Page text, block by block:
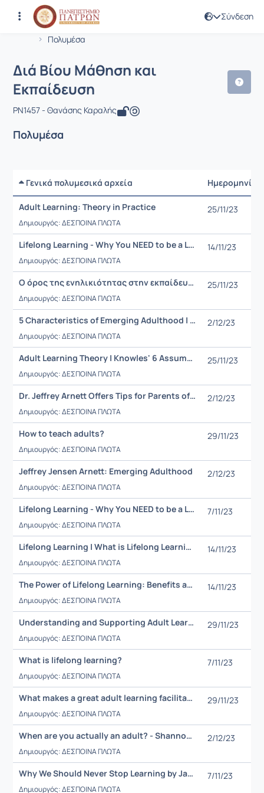
Σύνδεση
Αρχική Σελίδα
Πολυμέσα
Μάθημα : Διά Βίου Μάθηση και
Κωδικός : PN1457
Διά Βίου Μάθηση και
Εκπαίδευση
PN1457 - Θανάσης Καραλής
Πολυμέσα
Γενικά πολυμεσικά αρχεία Ημερομηνία
Adult Learning: Theory in Practice
Δημιουργός: ΔΕΣΠΟΙΝΑ ΠΛΩΤΑ
25/11/23
Lifelong Learning - Why You NEED to be a Lifelong Learner
Δημιουργός: ΔΕΣΠΟΙΝΑ ΠΛΩΤΑ
14/11/23
Ο όρος της ενηλικιότητας στην εκπαίδευση ενηλίκων
Δημιουργός: ΔΕΣΠΟΙΝΑ ΠΛΩΤΑ
25/11/23
5 Characteristics of Emerging Adulthood | Psychology | Dr. Julie Yonker
Δημιουργός: ΔΕΣΠΟΙΝΑ ΠΛΩΤΑ
2/12/23
Adult Learning Theory | Knowles' 6 Assumptions of Adult Learners
Δημιουργός: ΔΕΣΠΟΙΝΑ ΠΛΩΤΑ
25/11/23
Dr. Jeffrey Arnett Offers Tips for Parents of Emerging Adults
Δημιουργός: ΔΕΣΠΟΙΝΑ ΠΛΩΤΑ
2/12/23
How to teach adults?
Δημιουργός: ΔΕΣΠΟΙΝΑ ΠΛΩΤΑ
29/11/23
Jeffrey Jensen Arnett: Emerging Adulthood
Δημιουργός: ΔΕΣΠΟΙΝΑ ΠΛΩΤΑ
2/12/23
Lifelong Learning - Why You NEED to be a Lifelong Learner
Δημιουργός: ΔΕΣΠΟΙΝΑ ΠΛΩΤΑ
7/11/23
Lifelong Learning | What is Lifelong Learning | Benefits of Lifelong Learning
Δημιουργός: ΔΕΣΠΟΙΝΑ ΠΛΩΤΑ
14/11/23
The Power of Lifelong Learning: Benefits and How to Get Started
Δημιουργός: ΔΕΣΠΟΙΝΑ ΠΛΩΤΑ
14/11/23
Understanding and Supporting Adult Learners
Δημιουργός: ΔΕΣΠΟΙΝΑ ΠΛΩΤΑ
29/11/23
What is lifelong learning?
Δημιουργός: ΔΕΣΠΟΙΝΑ ΠΛΩΤΑ
7/11/23
What makes a great adult learning facilitator?
Δημιουργός: ΔΕΣΠΟΙΝΑ ΠΛΩΤΑ
29/11/23
When are you actually an adult? - Shannon Odell
Δημιουργός: ΔΕΣΠΟΙΝΑ ΠΛΩΤΑ
2/12/23
Why We Should Never Stop Learning by Jay Shetty - Motivational Video
Δημιουργός: ΔΕΣΠΟΙΝΑ ΠΛΩΤΑ
7/11/23